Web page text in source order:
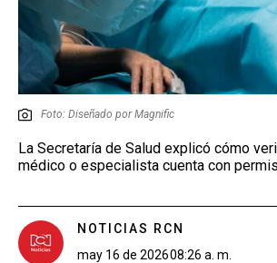
Foto: Diseñado por Magnific
La Secretaría de Salud explicó cómo
médico o especialista cuenta con
NOTICIAS RCN
may 16 de 202608:26 a. m.